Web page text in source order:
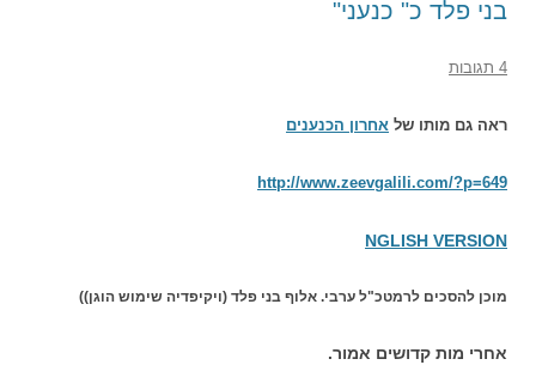
בני פלד כ" כנעני"
4 תגובות
ראה גם מותו של אחרון הכנענים
http://www.zeevgalili.com/?p=649
NGLISH VERSION
מוכן להסכים לרמטכ"ל ערבי. אלוף בני פלד (ויקיפדיה שימוש הוגן))
אחרי מות קדושים אמור.